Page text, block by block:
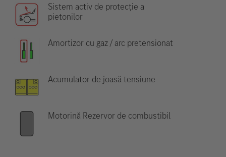
Sistem activ de protecție a
pietonilor
Amortizor cu gaz / arc pretensionat
Acumulator de joasă tensiune
Motorină Rezervor de combustibil